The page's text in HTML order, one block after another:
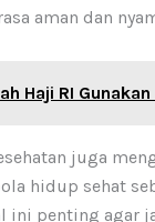
aman dan
Haji RI
juga
hidup sehat
ini penting agar